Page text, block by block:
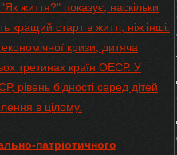
життя?" показує, наскільки
кращий старт в житті, ніж інші.
кризи, дитяча
третинах країн ОЕСР. У
рівень бідності серед дітей
в цілому.
патріотичного